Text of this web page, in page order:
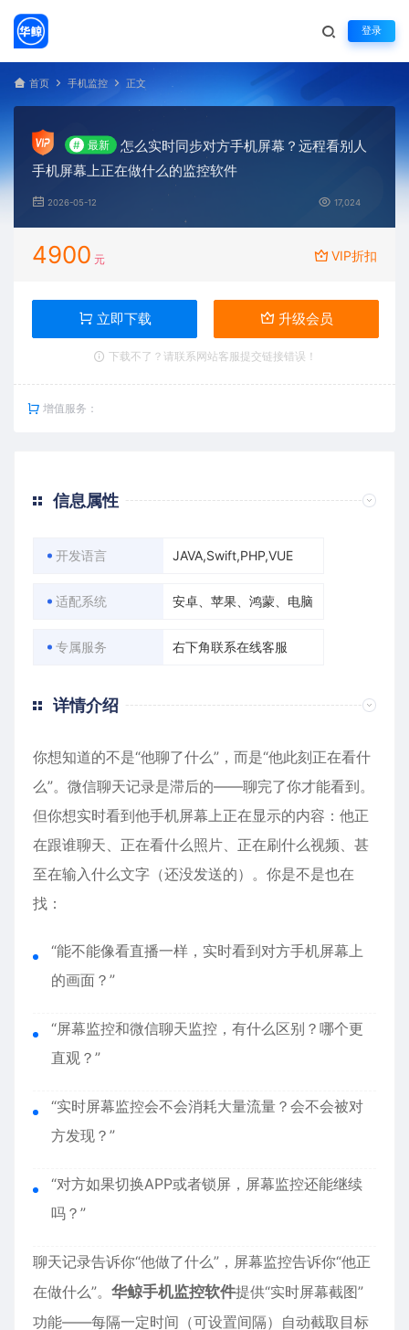
登录
首页 手机监控 正文
# 最新
怎么实时同步对方手机屏幕？远程看别人
手机屏幕上正在做什么的监控软件
2026-05-12 17,024
4900 元 VIP折扣
立即下载 升级会员
下载不了？请联系网站客服提交链接错误！
增值服务：
信息属性
开发语言 JAVA,Swift,PHP,VUE
适配系统 安卓、苹果、鸿蒙、电脑
专属服务 右下角联系在线客服
详情介绍
你想知道的不是“他聊了什么”，而是“他此刻正在看什
么”。微信聊天记录是滞后的——聊完了你才能看到。
但你想实时看到他手机屏幕上正在显示的内容：他正
在跟谁聊天、正在看什么照片、正在刷什么视频、甚
至在输入什么文字（还没发送的）。你是不是也在
找：
“能不能像看直播一样，实时看到对方手机屏幕上
的画面？”
“屏幕监控和微信聊天监控，有什么区别？哪个更
直观？”
“实时屏幕监控会不会消耗大量流量？会不会被对
方发现？”
“对方如果切换APP或者锁屏，屏幕监控还能继续
吗？”
聊天记录告诉你“他做了什么”，屏幕监控告诉你“他正
在做什么”。 华鲸手机监控软件提供“实时屏幕截图”
功能——每隔一定时间（可设置间隔）自动截取目标